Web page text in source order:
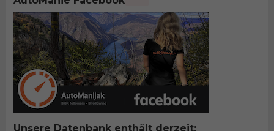
Unsere Datenbank enthält derzeit: